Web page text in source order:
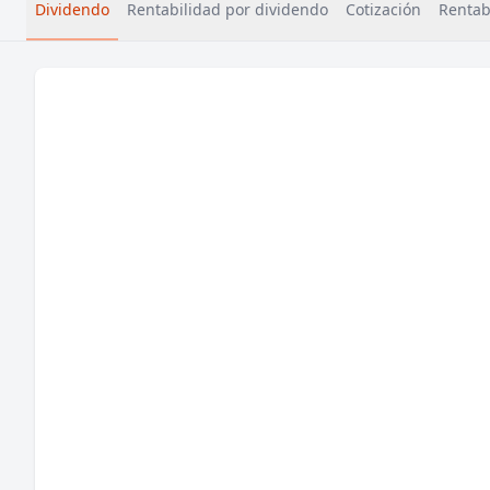
Dividendo Rentabilidad por dividendo Cotización